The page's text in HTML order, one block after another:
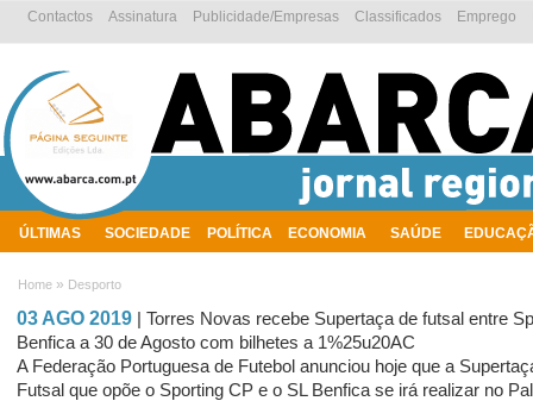
ÚLTIMAS SOCIEDADE POLÍTICA ECONOMIA SAÚDE
Emprego
Classificados
Publicidade/Empresas
Assinatura
Contactos
Home » Desporto
03 AGO 2019
| Torres Novas recebe Supertaça de futsal entre
Benfica a 30 de Agosto com bilhetes a 1%25u20AC
A Federação Portuguesa de Futebol anunciou hoje que a
Futsal que opõe o Sporting CP e o SL Benfica se irá realizar no